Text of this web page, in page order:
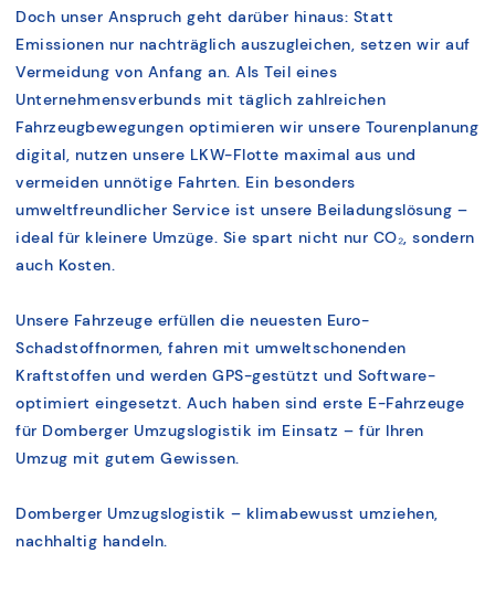
Doch unser Anspruch geht darüber hinaus: Statt
Emissionen nur nachträglich auszugleichen, setzen wir auf
Vermeidung von Anfang an. Als Teil eines
Unternehmensverbunds mit täglich zahlreichen
Fahrzeugbewegungen optimieren wir unsere Tourenplanung
digital, nutzen unsere LKW-Flotte maximal aus und
vermeiden unnötige Fahrten. Ein besonders
umweltfreundlicher Service ist unsere Beiladungslösung –
ideal für kleinere Umzüge. Sie spart nicht nur CO₂, sondern
auch Kosten.
Unsere Fahrzeuge erfüllen die neuesten Euro-
Schadstoffnormen, fahren mit umweltschonenden
Kraftstoffen und werden GPS-gestützt und Software-
optimiert eingesetzt. Auch haben sind erste E-Fahrzeuge
für Domberger Umzugslogistik im Einsatz – für Ihren
Umzug mit gutem Gewissen.
Domberger Umzugslogistik – klimabewusst umziehen,
nachhaltig handeln.